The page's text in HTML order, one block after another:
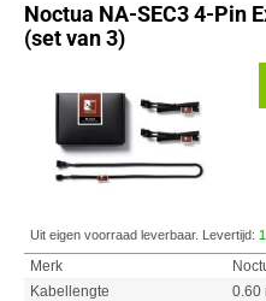
Noctua NA-SEC3 4-Pin
(set van 3)
Uit eigen voorraad leverbaar. Levertijd:
Merk
Kabellengte
0.60